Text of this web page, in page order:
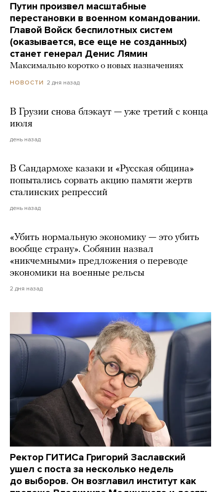
Путин произвел масштабные
перестановки в военном командовании.
Главой Войск беспилотных систем
(оказывается, все еще не созданных)
станет генерал Денис Лямин
Максимально коротко о новых назначениях
НОВОСТИ 2 дня назад
В Грузии снова блэкаут — уже третий с конца
июля
день назад
В Сандармохе казаки и «Русская община»
попытались сорвать акцию памяти жертв
сталинских репрессий
день назад
«Убить нормальную экономику — это убить
вообще страну». Собянин назвал
«никчемными» предложения о переводе
экономики на военные рельсы
2 дня назад
Ректор ГИТИСа Григорий Заславский
ушел с поста за несколько недель
до выборов. Он возглавил институт как